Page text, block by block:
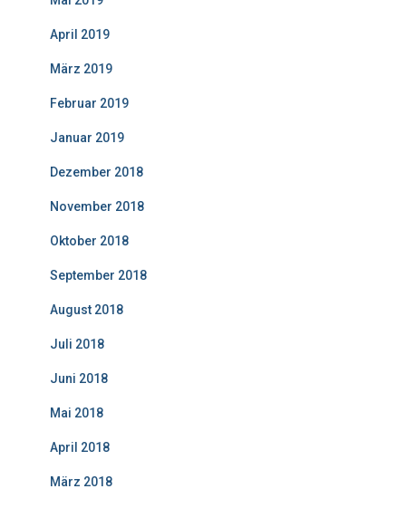
April 2019
März 2019
Februar 2019
Januar 2019
Dezember 2018
November 2018
Oktober 2018
September 2018
August 2018
Juli 2018
Juni 2018
Mai 2018
April 2018
März 2018